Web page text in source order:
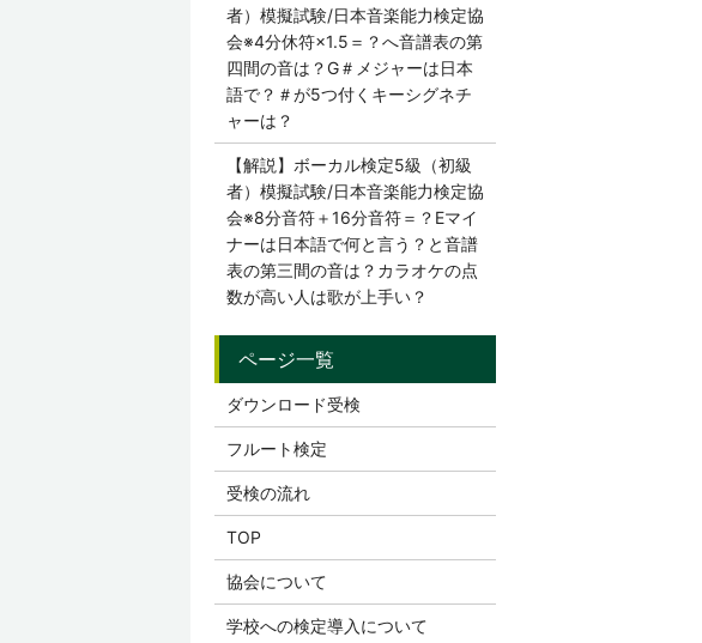
者）模擬試験/日本音楽能力検定協
会※4分休符×1.5＝？へ音譜表の第
四間の音は？G＃メジャーは日本
語で？＃が5つ付くキーシグネチ
ャーは？
【解説】ボーカル検定5級（初級
者）模擬試験/日本音楽能力検定協
会※8分音符＋16分音符＝？Eマイ
ナーは日本語で何と言う？と音譜
表の第三間の音は？カラオケの点
数が高い人は歌が上手い？
ダウンロード受検
フルート検定
受検の流れ
TOP
協会について
学校への検定導入について